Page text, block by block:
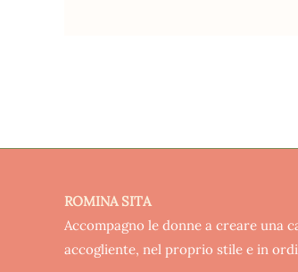
ROMINA SITA
Accompagno le donne a creare una
accogliente, nel proprio stile e in